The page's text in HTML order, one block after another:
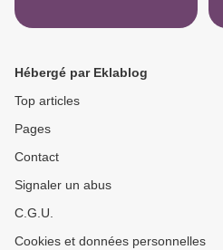
Hébergé par Eklablog
Top articles
Pages
Contact
Signaler un abus
C.G.U.
Cookies et données personnelles